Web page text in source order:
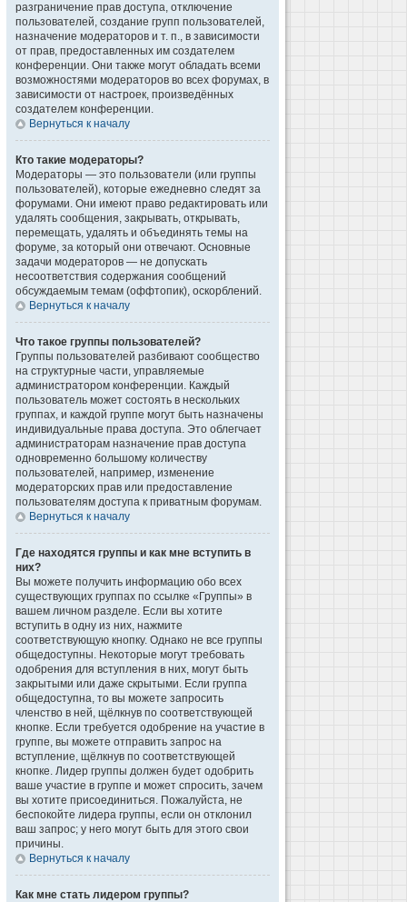
разграничение прав доступа, отключение
пользователей, создание групп пользователей,
назначение модераторов и т. п., в зависимости
от прав, предоставленных им создателем
конференции. Они также могут обладать всеми
возможностями модераторов во всех форумах, в
зависимости от настроек, произведённых
создателем конференции.
Вернуться к началу
Кто такие модераторы?
Модераторы — это пользователи (или группы
пользователей), которые ежедневно следят за
форумами. Они имеют право редактировать или
удалять сообщения, закрывать, открывать,
перемещать, удалять и объединять темы на
форуме, за который они отвечают. Основные
задачи модераторов — не допускать
несоответствия содержания сообщений
обсуждаемым темам (оффтопик), оскорблений.
Вернуться к началу
Что такое группы пользователей?
Группы пользователей разбивают сообщество
на структурные части, управляемые
администратором конференции. Каждый
пользователь может состоять в нескольких
группах, и каждой группе могут быть назначены
индивидуальные права доступа. Это облегчает
администраторам назначение прав доступа
одновременно большому количеству
пользователей, например, изменение
модераторских прав или предоставление
пользователям доступа к приватным форумам.
Вернуться к началу
Где находятся группы и как мне вступить в
них?
Вы можете получить информацию обо всех
существующих группах по ссылке «Группы» в
вашем личном разделе. Если вы хотите
вступить в одну из них, нажмите
соответствующую кнопку. Однако не все группы
общедоступны. Некоторые могут требовать
одобрения для вступления в них, могут быть
закрытыми или даже скрытыми. Если группа
общедоступна, то вы можете запросить
членство в ней, щёлкнув по соответствующей
кнопке. Если требуется одобрение на участие в
группе, вы можете отправить запрос на
вступление, щёлкнув по соответствующей
кнопке. Лидер группы должен будет одобрить
ваше участие в группе и может спросить, зачем
вы хотите присоединиться. Пожалуйста, не
беспокойте лидера группы, если он отклонил
ваш запрос; у него могут быть для этого свои
причины.
Вернуться к началу
Как мне стать лидером группы?